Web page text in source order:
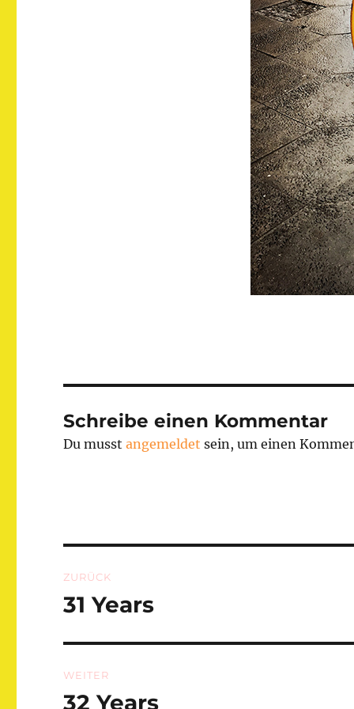
Schreibe einen Kommentar
Du musstangemeldet sein, um einen
ZURÜCK
Vorheriger
31 Years
WEITER
Nächster
32 Years